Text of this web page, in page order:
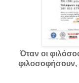
Όταν οι
φιλοσοφήσουν,